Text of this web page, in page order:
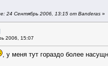
24 Сентябрь 2006, 13:15 от Banderas »
2006, 15:07
, у меня тут гораздо более